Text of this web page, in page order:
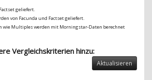
geliefert.
von Facunda und Factset geliefert.
wie Multiples werden mit Morningstar-Daten berechnet
Vergleichskriterien hinzu:
Aktualisieren